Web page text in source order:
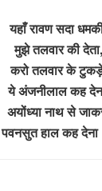
यहाँ रावण सदा
मुझे तलवार की देता,
करो तलवार के
ये अंजनीलाल कह
अयोंध्या नाथ से
पवनसुत हाल कह